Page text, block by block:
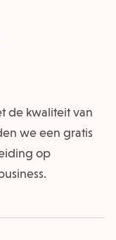
de kwaliteit van
we een gratis
op